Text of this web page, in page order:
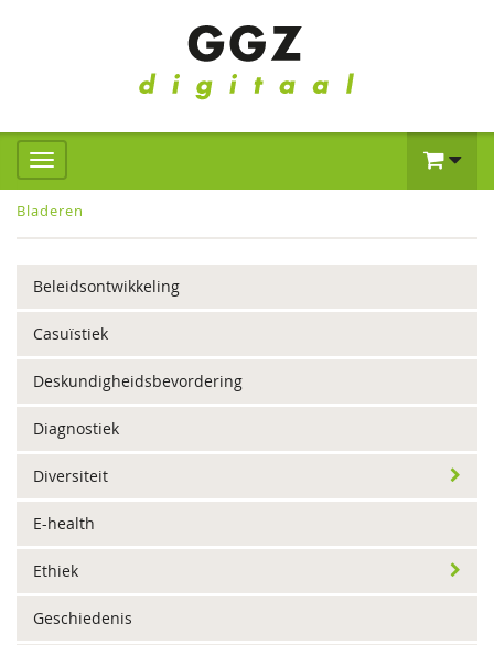
Bladeren
Beleidsontwikkeling
Casuïstiek
Deskundigheidsbevordering
Diagnostiek
Diversiteit
E-health
Ethiek
Geschiedenis